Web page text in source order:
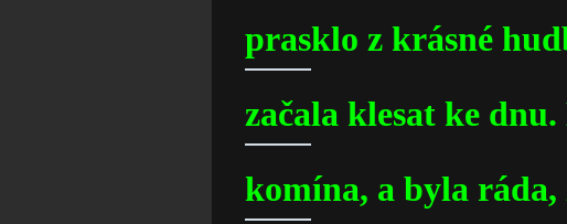
prasklo z krásné
začala klesat ke
komína, a byla ráda,